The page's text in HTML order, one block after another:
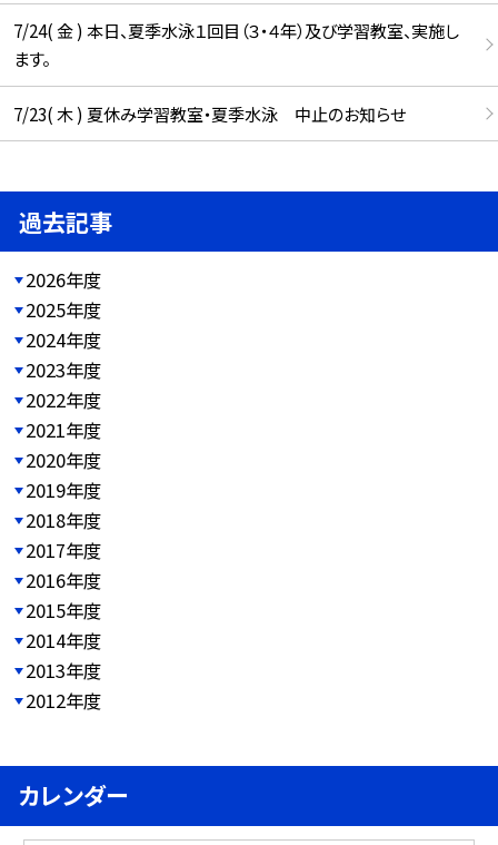
7/24( 金 ) 本日、夏季水泳１回目（３・４年）及び学習教室、実施し
ます。
7/23( 木 ) 夏休み学習教室・夏季水泳 中止のお知らせ
過去記事
2026年度
2025年度
2024年度
2023年度
2022年度
2021年度
2020年度
2019年度
2018年度
2017年度
2016年度
2015年度
2014年度
2013年度
2012年度
カレンダー